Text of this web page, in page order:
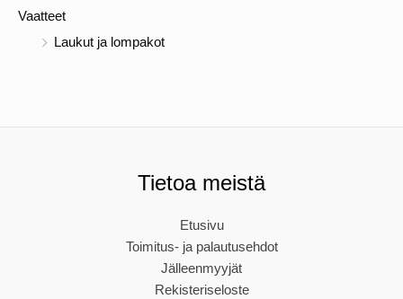
Vaatteet
Laukut ja lompakot
Tietoa meistä
Etusivu
Toimitus- ja palautusehdot
Jälleenmyyjät
Rekisteriseloste